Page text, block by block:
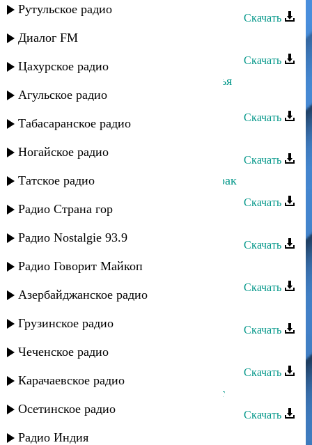
Рутульское радио
Диалог FM
Цахурское радио
Агульское радио
Табасаранское радио
Ногайское радио
Татское радио
Радио Страна гор
Радио Nostalgie 93.9
Радио Говорит Майкоп
Азербайджанское радио
Грузинское радио
Чеченское радио
Карачаевское радио
Осетинское радио
Радио Индия
Скачать
Эльнара Мурадова - Хьадукар
Скачать
Эльнара Мурадова - Уву адру дюнья
ккундариз
Скачать
Скачать
Эльнара Мурадова - Сумчир мубарак
Скачать
Скачать
Эльнара Мурадова - Ккунир
Скачать
Скачать
Эльнара Мурадова - Ихь ният
Скачать
Эльнара Мурадова - Ихь мухюббат
Скачать
Эльнара Мурадова - Жан жигьил